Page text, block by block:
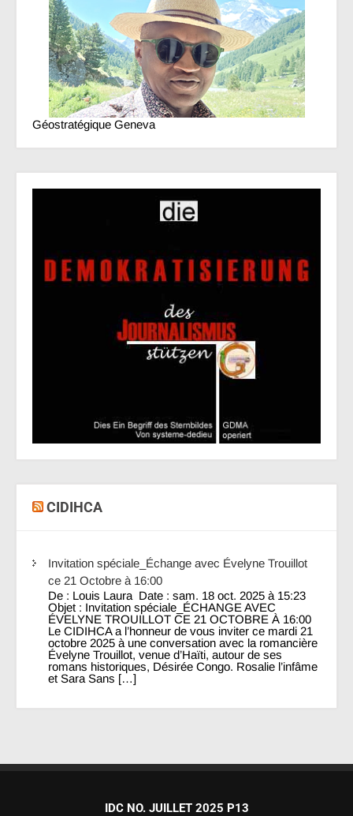
Géostratégique Geneva
CIDIHCA
Invitation spéciale_Échange avec Évelyne Trouillot
ce 21 Octobre à 16:00
De : Louis Laura Date : sam. 18 oct. 2025 à 15:23
Objet : Invitation spéciale_ÉCHANGE AVEC
ÉVELYNE TROUILLOT CE 21 OCTOBRE À 16:00
Le CIDIHCA a l’honneur de vous inviter ce mardi 21
octobre 2025 à une conversation avec la romancière
Évelyne Trouillot, venue d’Haïti, autour de ses
romans historiques, Désirée Congo. Rosalie l’infâme
et Sara Sans […]
IDC NO. JUILLET 2025 P13